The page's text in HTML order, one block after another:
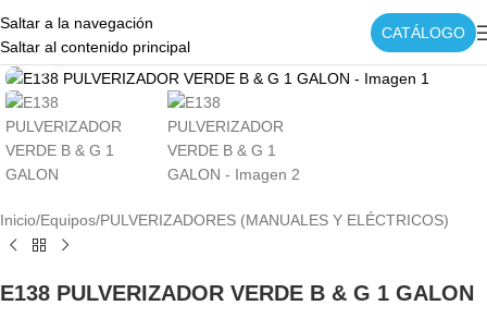
Saltar a la navegación
Saltar al contenido principal
CATÁLOGO
Haga clic para ampliar
Inicio/Equipos/PULVERIZADORES (MANUALES Y ELÉCTRICOS)
E138 PULVERIZADOR VERDE B & G 1 GALON